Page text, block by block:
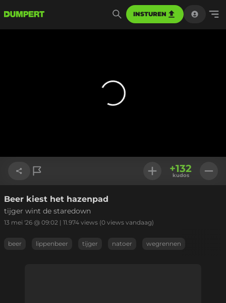
INSTUREN
Link kopiëren
+132
kudos
Beer kiest het hazenpad
tijger wint de staredown
13 mei '26 @ 09:02 | 11.974 views (0 views vandaag)
beer lippenbeer tijger natoer wegrennen